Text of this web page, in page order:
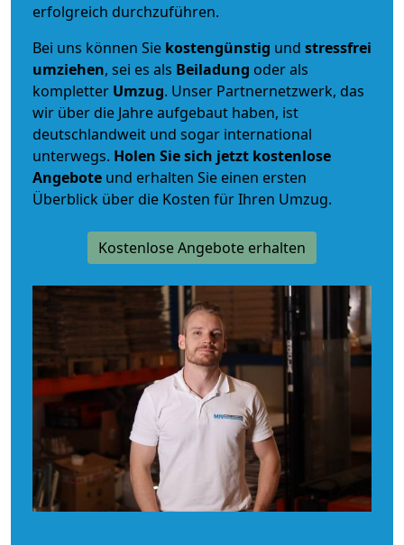
erfolgreich durchzuführen.
Bei uns können Sie kostengünstig und stressfrei
umziehen, sei es als Beiladung oder als
kompletter Umzug. Unser Partnernetzwerk, das
wir über die Jahre aufgebaut haben, ist
deutschlandweit und sogar international
unterwegs. Holen Sie sich jetzt kostenlose
Angebote und erhalten Sie einen ersten
Überblick über die Kosten für Ihren Umzug.
Kostenlose Angebote erhalten